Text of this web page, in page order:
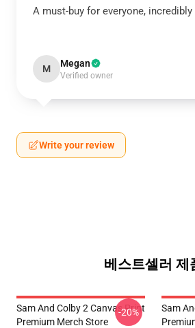
A must-buy for everyone,
M Megan
Verified owner
Write your review
베스트셀러 제
Sam And Colby 2 Canvas Print
Premium Merch Store
-20%
Sam